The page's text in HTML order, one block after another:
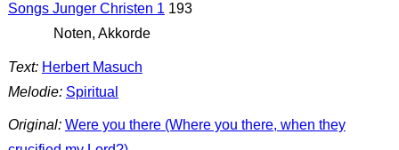
Songs Junger Christen 1 193
Noten, Akkorde
Text: Herbert Masuch
Melodie: Spiritual
Original: Were you there (Where you there, when they